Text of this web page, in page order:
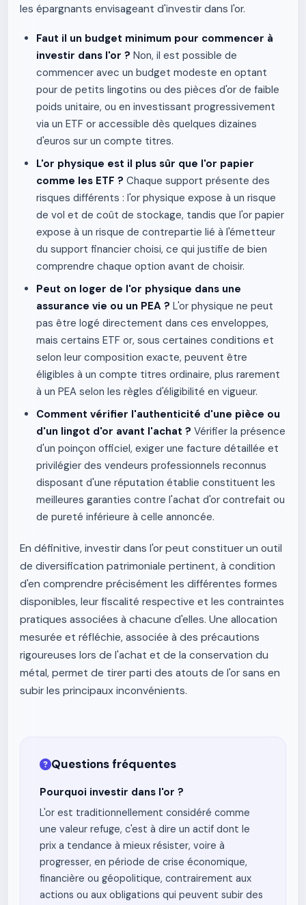
les épargnants envisageant d'investir dans l'or.
Faut il un budget minimum pour commencer à
investir dans l'or ? Non, il est possible de
commencer avec un budget modeste en optant
pour de petits lingotins ou des pièces d'or de faible
poids unitaire, ou en investissant progressivement
via un ETF or accessible dès quelques dizaines
d'euros sur un compte titres.
L'or physique est il plus sûr que l'or papier
comme les ETF ? Chaque support présente des
risques différents : l'or physique expose à un risque
de vol et de coût de stockage, tandis que l'or papier
expose à un risque de contrepartie lié à l'émetteur
du support financier choisi, ce qui justifie de bien
comprendre chaque option avant de choisir.
Peut on loger de l'or physique dans une
assurance vie ou un PEA ? L'or physique ne peut
pas être logé directement dans ces enveloppes,
mais certains ETF or, sous certaines conditions et
selon leur composition exacte, peuvent être
éligibles à un compte titres ordinaire, plus rarement
à un PEA selon les règles d'éligibilité en vigueur.
Comment vérifier l'authenticité d'une pièce ou
d'un lingot d'or avant l'achat ? Vérifier la présence
d'un poinçon officiel, exiger une facture détaillée et
privilégier des vendeurs professionnels reconnus
disposant d'une réputation établie constituent les
meilleures garanties contre l'achat d'or contrefait ou
de pureté inférieure à celle annoncée.
En définitive, investir dans l'or peut constituer un outil
de diversification patrimoniale pertinent, à condition
d'en comprendre précisément les différentes formes
disponibles, leur fiscalité respective et les contraintes
pratiques associées à chacune d'elles. Une allocation
mesurée et réfléchie, associée à des précautions
rigoureuses lors de l'achat et de la conservation du
métal, permet de tirer parti des atouts de l'or sans en
subir les principaux inconvénients.
Questions fréquentes
Pourquoi investir dans l'or ?
L'or est traditionnellement considéré comme
une valeur refuge, c'est à dire un actif dont le
prix a tendance à mieux résister, voire à
progresser, en période de crise économique,
financière ou géopolitique, contrairement aux
actions ou aux obligations qui peuvent subir des